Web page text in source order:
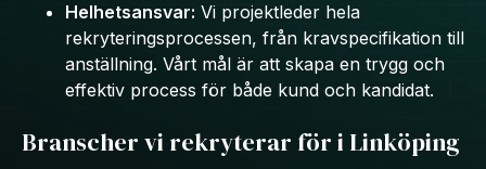
Helhetsansvar: Vi projektleder hela
rekryteringsprocessen, från kravspecifikation till
anställning. Vårt mål är att skapa en trygg och
effektiv process för både kund och kandidat.
Branscher vi rekryterar för i Linköping